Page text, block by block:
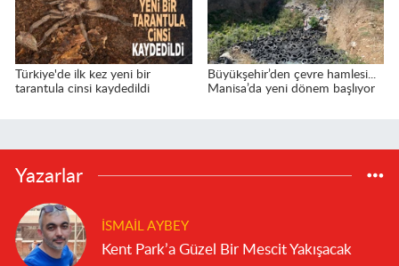
Türkiye'de ilk kez yeni bir
tarantula cinsi kaydedildi
Büyükşehir’den çevre hamlesi...
Manisa’da yeni dönem başlıyor
Yazarlar
İSMAIL AYBEY
Kent Park’a Güzel Bir Mescit Yakışacak